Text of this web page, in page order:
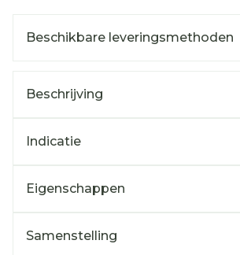
Beschikbare leveringsmethoden
Beschrijving
Indicatie
Eigenschappen
Samenstelling